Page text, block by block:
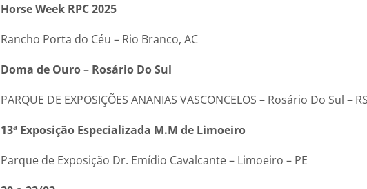
Horse Week RPC 2025
Rancho Porta do Céu – Rio Branco, AC
Doma de Ouro – Rosário Do Sul
PARQUE DE EXPOSIÇÕES ANANIAS VASCONCELOS – Rosário Do Sul – RS
13ª Exposição Especializada M.M de Limoeiro
Parque de Exposição Dr. Emídio Cavalcante – Limoeiro – PE